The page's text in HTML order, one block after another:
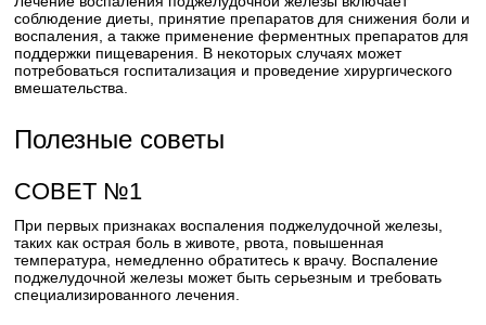
соблюдение диеты, принятие препаратов для снижения боли и
воспаления, а также применение ферментных препаратов для
поддержки пищеварения. В некоторых случаях может
потребоваться госпитализация и проведение хирургического
вмешательства.
Полезные советы
СОВЕТ №1
При первых признаках воспаления поджелудочной железы,
таких как острая боль в животе, рвота, повышенная
температура, немедленно обратитесь к врачу. Воспаление
поджелудочной железы может быть серьезным и требовать
специализированного лечения.